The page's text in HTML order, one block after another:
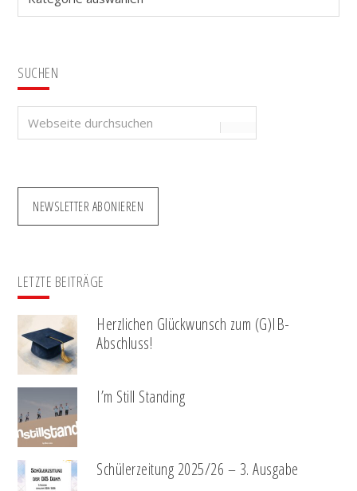
SUCHEN
Webseite
durchsuchen
NEWSLETTER ABONIEREN
LETZTE BEITRÄGE
Herzlichen Glückwunsch zum (G)IB-
Abschluss!
I’m Still Standing
Schülerzeitung 2025/26 – 3. Ausgabe